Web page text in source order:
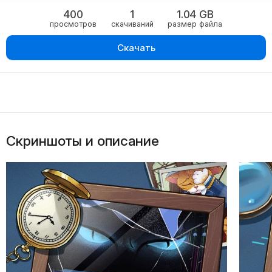
400
просмотров
1
скачиваний
1.04 GB
размер файла
Скачать
Скриншоты и описание